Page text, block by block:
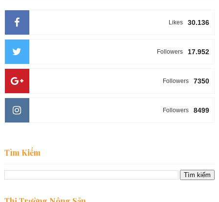
30.136
Likes
17.952
Followers
7350
Followers
8499
Followers
Tìm Kiếm